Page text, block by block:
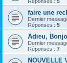
faire une
Dernier
Réponses : 5
Adieu,
Dernier
Réponses : 7
NOUVELLE